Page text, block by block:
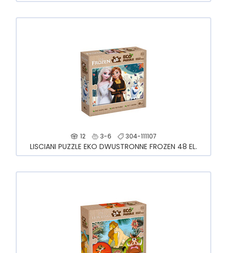
12 3-6 304-111107
LISCIANI PUZZLE EKO DWUSTRONNE FROZEN 48 EL.